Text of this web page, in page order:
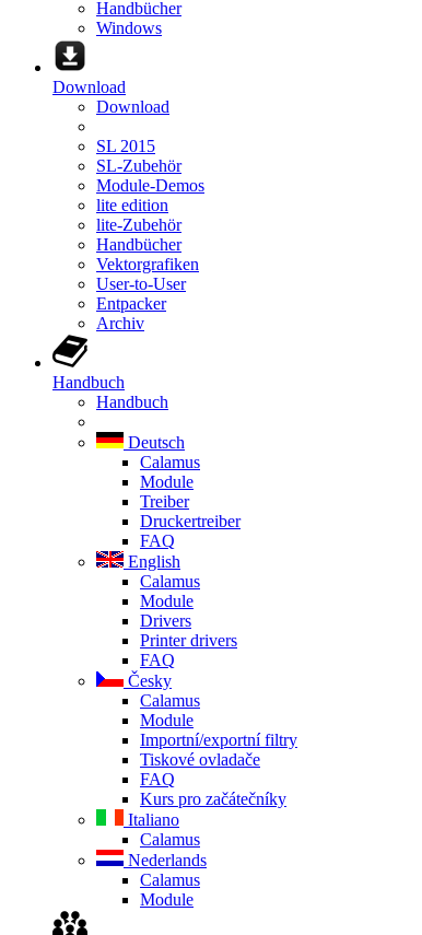
Handbücher
Windows
Download
Download
SL 2015
SL-Zubehör
Module-Demos
lite edition
lite-Zubehör
Handbücher
Vektorgrafiken
User-to-User
Entpacker
Archiv
Handbuch
Handbuch
Deutsch
Calamus
Module
Treiber
Druckertreiber
FAQ
English
Calamus
Module
Drivers
Printer drivers
FAQ
Česky
Calamus
Module
Importní/exportní filtry
Tiskové ovladače
FAQ
Kurs pro začátečníky
Italiano
Calamus
Nederlands
Calamus
Module